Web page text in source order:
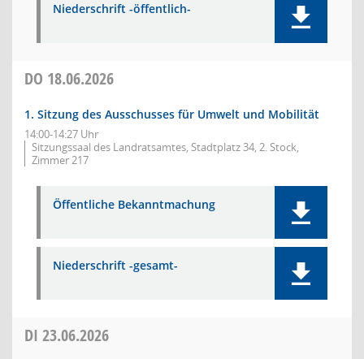
Niederschrift -öffentlich-
DO 18.06.2026
1. Sitzung des Ausschusses für Umwelt und Mobilität
14:00-14:27 Uhr
Sitzungssaal des Landratsamtes, Stadtplatz 34, 2. Stock,
Zimmer 217
Öffentliche Bekanntmachung
Niederschrift -gesamt-
DI 23.06.2026